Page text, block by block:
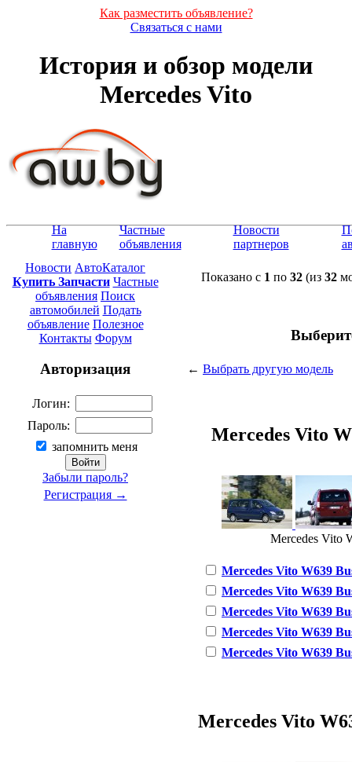
Как разместить объявление?
Связаться с нами
История и обзор модели
Mercedes Vito
На
главную
Частные
объявления
Новости
партнеров
Новости АвтоКаталог
Купить Запчасти Частные
объявления Поиск
автомобилей Подать
объявление Полезное
Контакты Форум
Авторизация
Логин:
Пароль:
запомнить меня
Забыли пароль?
Регистрация →
Показано с 1 по 32(из 32
← Выбрать другую модель
Mercedes Vito
Mercedes Vito
Mercedes Vito W639
Mercedes Vito W639
Mercedes Vito W639
Mercedes Vito W639
Mercedes Vito W639
Mercedes Vito